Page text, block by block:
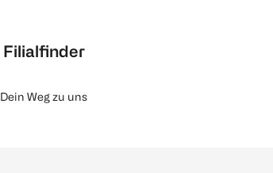
Filialfinder
Dein Weg zu uns